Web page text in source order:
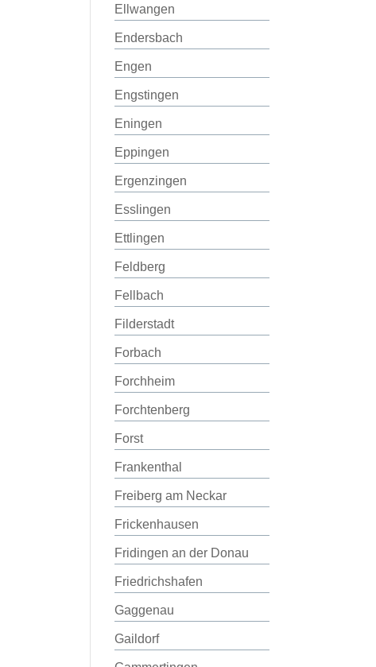
Ellwangen
Endersbach
Engen
Engstingen
Eningen
Eppingen
Ergenzingen
Esslingen
Ettlingen
Feldberg
Fellbach
Filderstadt
Forbach
Forchheim
Forchtenberg
Forst
Frankenthal
Freiberg am Neckar
Frickenhausen
Fridingen an der Donau
Friedrichshafen
Gaggenau
Gaildorf